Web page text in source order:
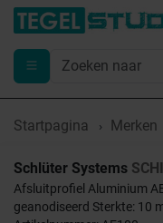
Startpagina Merken
Schlüter Systems
Afsluitprofiel Aluminium
geanodiseerd Sterkte: 10